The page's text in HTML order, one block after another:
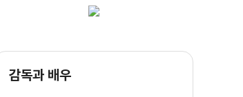
감독과 배우